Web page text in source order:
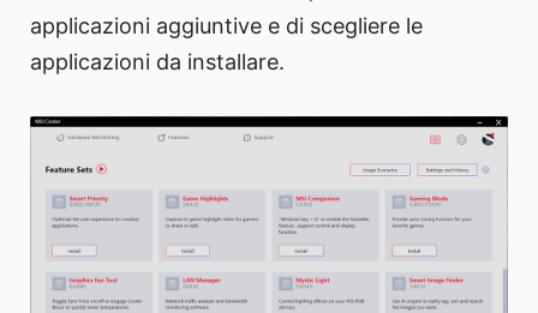
applicazioni aggiuntive e di scegliere le
applicazioni da installare.